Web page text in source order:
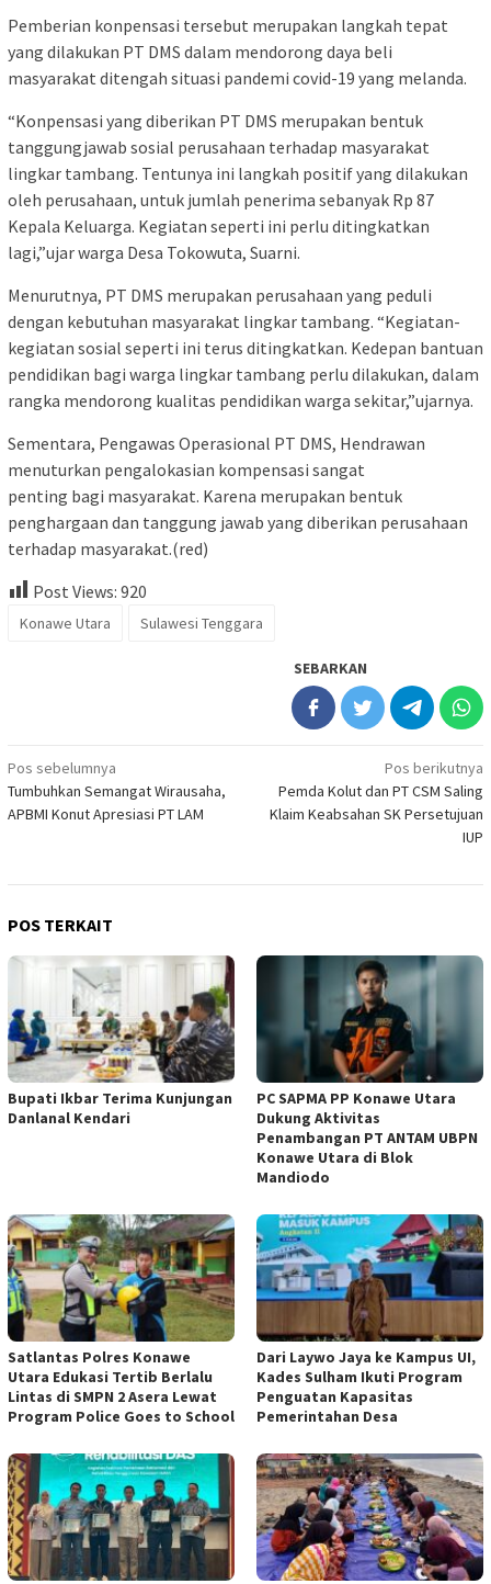
Pemberian konpensasi tersebut merupakan langkah tepat
yang dilakukan PT DMS dalam mendorong daya beli
masyarakat ditengah situasi pandemi covid-19 yang melanda.
“Konpensasi yang diberikan PT DMS merupakan bentuk
tanggungjawab sosial perusahaan terhadap masyarakat
lingkar tambang. Tentunya ini langkah positif yang dilakukan
oleh perusahaan, untuk jumlah penerima sebanyak Rp 87
Kepala Keluarga. Kegiatan seperti ini perlu ditingkatkan
lagi,”ujar warga Desa Tokowuta, Suarni.
Menurutnya, PT DMS merupakan perusahaan yang peduli
dengan kebutuhan masyarakat lingkar tambang. “Kegiatan-
kegiatan sosial seperti ini terus ditingkatkan. Kedepan bantuan
pendidikan bagi warga lingkar tambang perlu dilakukan, dalam
rangka mendorong kualitas pendidikan warga sekitar,”ujarnya.
Sementara, Pengawas Operasional PT DMS, Hendrawan
menuturkan pengalokasian kompensasi sangat
penting bagi masyarakat. Karena merupakan bentuk
penghargaan dan tanggung jawab yang diberikan perusahaan
terhadap masyarakat.(red)
Post Views: 920
Konawe Utara Sulawesi Tenggara
SEBARKAN
Navigasi
pos
Pos sebelumnya
Tumbuhkan Semangat Wirausaha,
APBMI Konut Apresiasi PT LAM
Pos berikutnya
Pemda Kolut dan PT CSM Saling
Klaim Keabsahan SK Persetujuan
IUP
POS TERKAIT
Bupati Ikbar Terima Kunjungan
Danlanal Kendari
PC SAPMA PP Konawe Utara
Dukung Aktivitas
Penambangan PT ANTAM UBPN
Konawe Utara di Blok
Mandiodo
Satlantas Polres Konawe
Utara Edukasi Tertib Berlalu
Lintas di SMPN 2 Asera Lewat
Program Police Goes to School
Dari Laywo Jaya ke Kampus UI,
Kades Sulham Ikuti Program
Penguatan Kapasitas
Pemerintahan Desa